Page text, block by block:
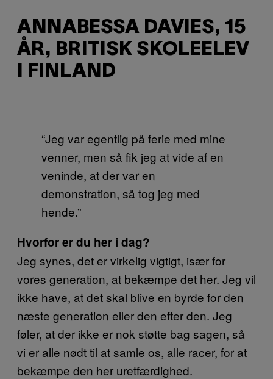
ANNABESSA DAVIES, 15
ÅR, BRITISK SKOLEELEV
I FINLAND
“Jeg var egentlig på ferie med mine
venner, men så fik jeg at vide af en
veninde, at der var en
demonstration, så tog jeg med
hende.”
Hvorfor er du her i dag?
Jeg synes, det er virkelig vigtigt, især for
vores generation, at bekæmpe det her. Jeg vil
ikke have, at det skal blive en byrde for den
næste generation eller den efter den. Jeg
føler, at der ikke er nok støtte bag sagen, så
vi er alle nødt til at samle os, alle racer, for at
bekæmpe den her uretfærdighed.